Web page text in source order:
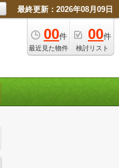
最終更新：2026年08月09日
00件
最近見た物件
00件
検討リスト